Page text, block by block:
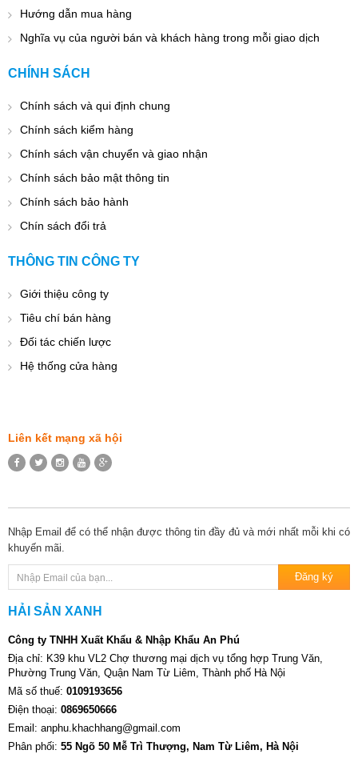
Hướng dẫn mua hàng
Nghĩa vụ của người bán và khách hàng trong mỗi giao dịch
CHÍNH SÁCH
Chính sách và qui định chung
Chính sách kiểm hàng
Chính sách vận chuyển và giao nhận
Chính sách bảo mật thông tin
Chính sách bảo hành
Chín sách đổi trả
THÔNG TIN CÔNG TY
Giới thiệu công ty
Tiêu chí bán hàng
Đối tác chiến lược
Hệ thống cửa hàng
Liên kết mạng xã hội
Nhập Email để có thể nhận được thông tin đầy đủ và mới nhất mỗi khi có
khuyến mãi.
HẢI SẢN XANH
Công ty TNHH Xuất Khẩu & Nhập Khẩu An Phú
Địa chỉ: K39 khu VL2 Chợ thương mại dịch vụ tổng hợp Trung Văn,
Phường Trung Văn, Quận Nam Từ Liêm, Thành phố Hà Nội
Mã số thuế: 0109193656
Điện thoại: 0869650666
Email: anphu.khachhang@gmail.com
Phân phối: 55 Ngõ 50 Mễ Trì Thượng, Nam Từ Liêm, Hà Nội